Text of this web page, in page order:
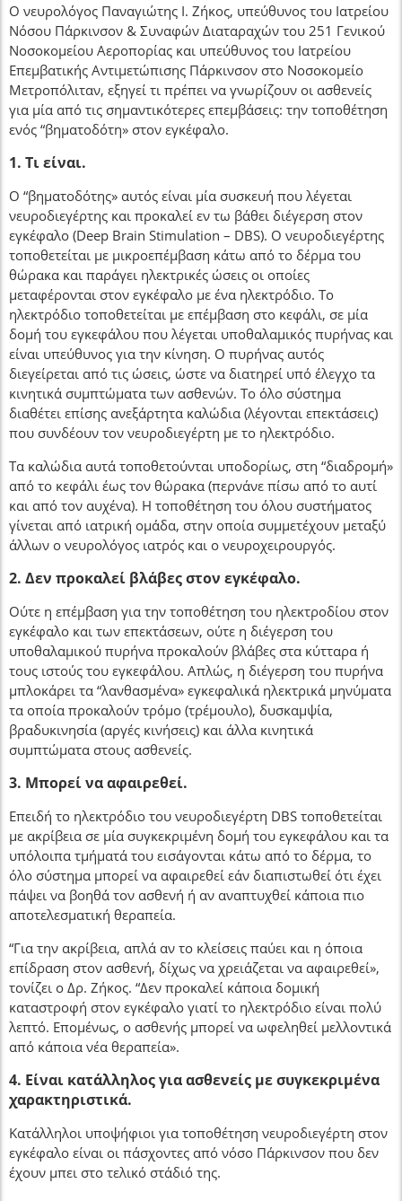
Ο νευρολόγος Παναγιώτης Ι. Ζήκος, υπεύθυνος του Ιατρείου
Νόσου Πάρκινσον & Συναφών Διαταραχών του 251 Γενικού
Νοσοκομείου Αεροπορίας και υπεύθυνος του Ιατρείου
Επεμβατικής Αντιμετώπισης Πάρκινσον στο Νοσοκομείο
Μετροπόλιταν, εξηγεί τι πρέπει να γνωρίζουν οι ασθενείς
για μία από τις σημαντικότερες επεμβάσεις: την τοποθέτηση
ενός “βηματοδότη» στον εγκέφαλο.
1. Τι είναι.
Ο “βηματοδότης» αυτός είναι μία συσκευή που λέγεται
νευροδιεγέρτης και προκαλεί εν τω βάθει διέγερση στον
εγκέφαλο (Deep Brain Stimulation – DBS). Ο νευροδιεγέρτης
τοποθετείται με μικροεπέμβαση κάτω από το δέρμα του
θώρακα και παράγει ηλεκτρικές ώσεις οι οποίες
μεταφέρονται στον εγκέφαλο με ένα ηλεκτρόδιο. Το
ηλεκτρόδιο τοποθετείται με επέμβαση στο κεφάλι, σε μία
δομή του εγκεφάλου που λέγεται υποθαλαμικός πυρήνας και
είναι υπεύθυνος για την κίνηση. Ο πυρήνας αυτός
διεγείρεται από τις ώσεις, ώστε να διατηρεί υπό έλεγχο τα
κινητικά συμπτώματα των ασθενών. Το όλο σύστημα
διαθέτει επίσης ανεξάρτητα καλώδια (λέγονται επεκτάσεις)
που συνδέουν τον νευροδιεγέρτη με το ηλεκτρόδιο.
Τα καλώδια αυτά τοποθετούνται υποδορίως, στη “διαδρομή»
από το κεφάλι έως τον θώρακα (περνάνε πίσω από το αυτί
και από τον αυχένα). Η τοποθέτηση του όλου συστήματος
γίνεται από ιατρική ομάδα, στην οποία συμμετέχουν μεταξύ
άλλων ο νευρολόγος ιατρός και ο νευροχειρουργός.
2. Δεν προκαλεί βλάβες στον εγκέφαλο.
Ούτε η επέμβαση για την τοποθέτηση του ηλεκτροδίου στον
εγκέφαλο και των επεκτάσεων, ούτε η διέγερση του
υποθαλαμικού πυρήνα προκαλούν βλάβες στα κύτταρα ή
τους ιστούς του εγκεφάλου. Απλώς, η διέγερση του πυρήνα
μπλοκάρει τα “λανθασμένα» εγκεφαλικά ηλεκτρικά μηνύματα
τα οποία προκαλούν τρόμο (τρέμουλο), δυσκαμψία,
βραδυκινησία (αργές κινήσεις) και άλλα κινητικά
συμπτώματα στους ασθενείς.
3. Μπορεί να αφαιρεθεί.
Επειδή το ηλεκτρόδιο του νευροδιεγέρτη DBS τοποθετείται
με ακρίβεια σε μία συγκεκριμένη δομή του εγκεφάλου και τα
υπόλοιπα τμήματά του εισάγονται κάτω από το δέρμα, το
όλο σύστημα μπορεί να αφαιρεθεί εάν διαπιστωθεί ότι έχει
πάψει να βοηθά τον ασθενή ή αν αναπτυχθεί κάποια πιο
αποτελεσματική θεραπεία.
“Για την ακρίβεια, απλά αν το κλείσεις παύει και η όποια
επίδραση στον ασθενή, δίχως να χρειάζεται να αφαιρεθεί»,
τονίζει ο Δρ. Ζήκος. “Δεν προκαλεί κάποια δομική
καταστροφή στον εγκέφαλο γιατί το ηλεκτρόδιο είναι πολύ
λεπτό. Επομένως, ο ασθενής μπορεί να ωφεληθεί μελλοντικά
από κάποια νέα θεραπεία».
4. Είναι κατάλληλος για ασθενείς με συγκεκριμένα
χαρακτηριστικά.
Κατάλληλοι υποψήφιοι για τοποθέτηση νευροδιεγέρτη στον
εγκέφαλο είναι οι πάσχοντες από νόσο Πάρκινσον που δεν
έχουν μπει στο τελικό στάδιό της.